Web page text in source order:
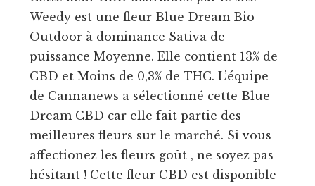
Weedy est une fleur Blue Dream Bio
Outdoor à dominance Sativa de
puissance Moyenne. Elle contient 13% de
CBD et Moins de 0,3% de THC. L’équipe
de Cannanews a sélectionné cette Blue
Dream CBD car elle fait partie des
meilleures fleurs sur le marché. Si vous
affectionez les fleurs goût , ne soyez pas
hésitant ! Cette fleur CBD est disponible